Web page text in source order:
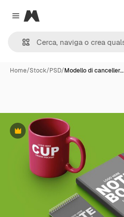
Close menu
Magnific
Home/Stock/PSD/Modello di canceller…
Premium